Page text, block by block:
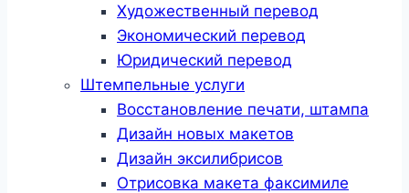
Художественный перевод
Экономический перевод
Юридический перевод
Штемпельные услуги
Восстановление печати, штампа
Дизайн новых макетов
Дизайн эксилибрисов
Отрисовка макета факсимиле